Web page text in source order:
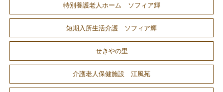
特別養護老人ホーム ソフィア輝
短期入所生活介護 ソフィア輝
せきやの里
介護老人保健施設 江風苑